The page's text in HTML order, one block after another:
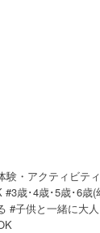
・アクティビテ
歳･4歳･5歳･6
#子供と一緒に大